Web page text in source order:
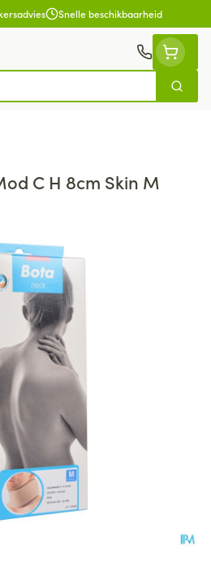
Snelle beschikbaarheid
Zoek
C H 8cm Skin M